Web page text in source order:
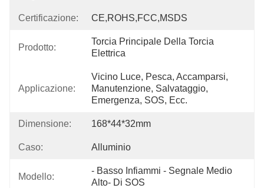
Certificazione: CE,ROHS,FCC,MSDS
Prodotto:
Torcia Principale Della Torcia
Elettrica
Applicazione:
Vicino Luce, Pesca, Accamparsi,
Manutenzione, Salvataggio,
Emergenza, SOS, Ecc.
Dimensione: 168*44*32mm
Caso: Alluminio
Modello:
- Basso Infiammi - Segnale Medio
Alto- Di SOS